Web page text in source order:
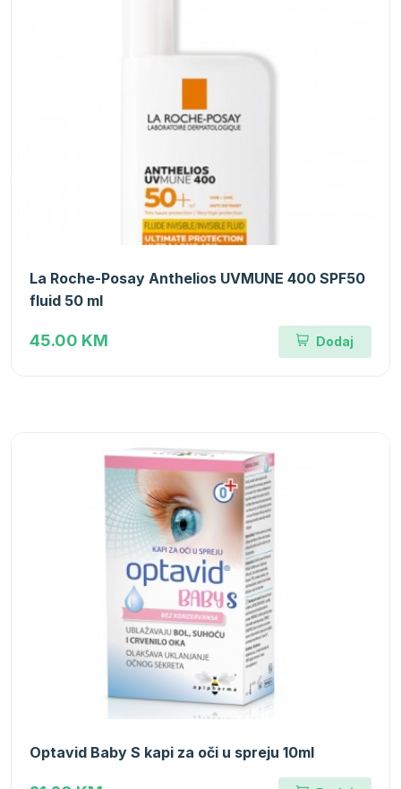
La Roche-Posay Anthelios UVMUNE 400 SPF50
fluid 50 ml
45.00 KM Dodaj
Optavid Baby S kapi za oči u spreju 10ml